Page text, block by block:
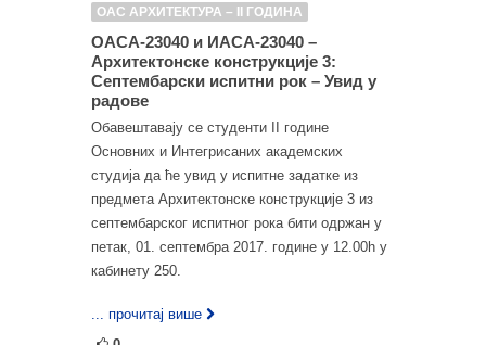
ОАС АРХИТЕКТУРА – II ГОДИНА
ОАСА-23040 и ИАСА-23040 –
Архитектонске конструкције 3:
Септембарски испитни рок – Увид у
радове
Обавештавају се студенти II године
Основних и Интегрисаних академских
студија да ће увид у испитне задатке из
предмета Архитектонске конструкције 3 из
септембарског испитног рока бити одржан у
петак, 01. септембра 2017. године у 12.00h у
кабинету 250.
... прочитај више